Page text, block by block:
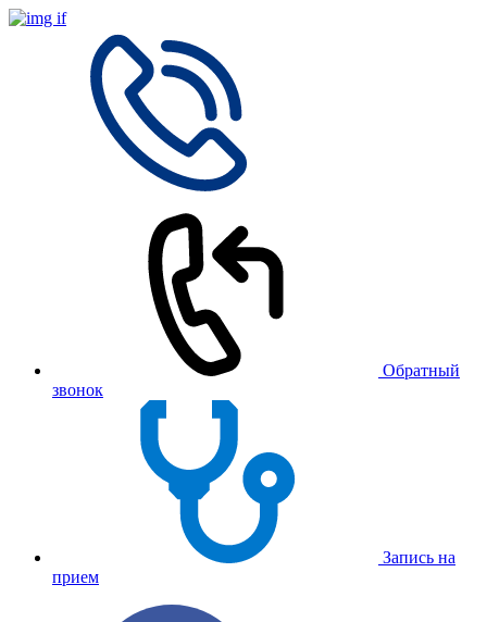
Обратный
звонок
Запись на
прием